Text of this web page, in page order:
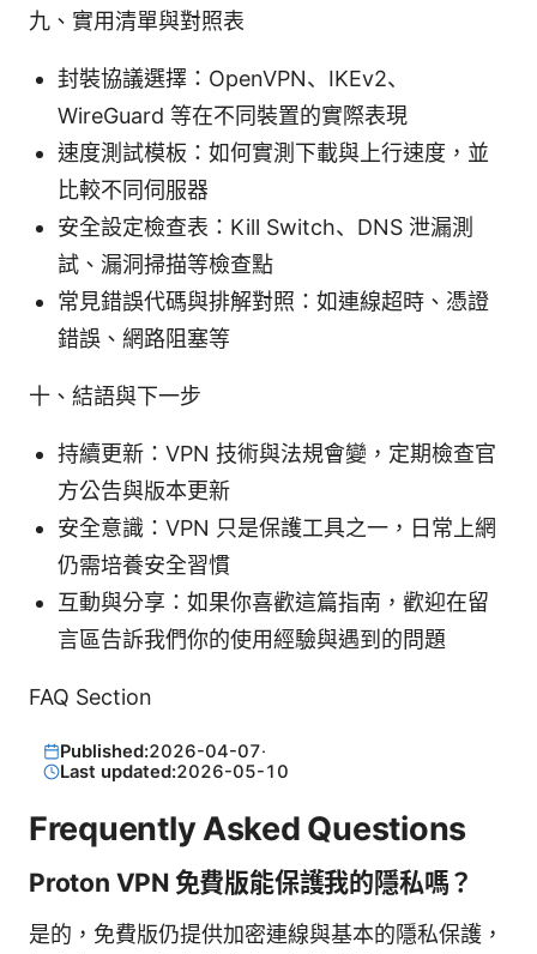
九、實用清單與對照表
封裝協議選擇：OpenVPN、IKEv2、
WireGuard 等在不同裝置的實際表現
速度測試模板：如何實測下載與上行速度，並
比較不同伺服器
安全設定檢查表：Kill Switch、DNS 泄漏測
試、漏洞掃描等檢查點
常見錯誤代碼與排解對照：如連線超時、憑證
錯誤、網路阻塞等
十、結語與下一步
持續更新：VPN 技術與法規會變，定期檢查官
方公告與版本更新
安全意識：VPN 只是保護工具之一，日常上網
仍需培養安全習慣
互動與分享：如果你喜歡這篇指南，歡迎在留
言區告訴我們你的使用經驗與遇到的問題
FAQ Section
Published:2026-04-07·
Last updated:2026-05-10
Frequently Asked Questions
Proton VPN 免費版能保護我的隱私嗎？
是的，免費版仍提供加密連線與基本的隱私保護，